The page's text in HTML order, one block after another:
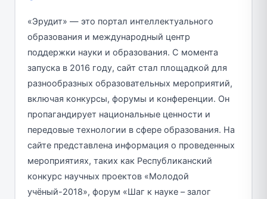
«Эрудит» — это портал интеллектуального
образования и международный центр
поддержки науки и образования. С момента
запуска в 2016 году, сайт стал площадкой для
разнообразных образовательных мероприятий,
включая конкурсы, форумы и конференции. Он
пропагандирует национальные ценности и
передовые технологии в сфере образования. На
сайте представлена информация о проведенных
мероприятиях, таких как Республиканский
конкурс научных проектов «Молодой
учёный-2018», форум «Шаг к науке – залог